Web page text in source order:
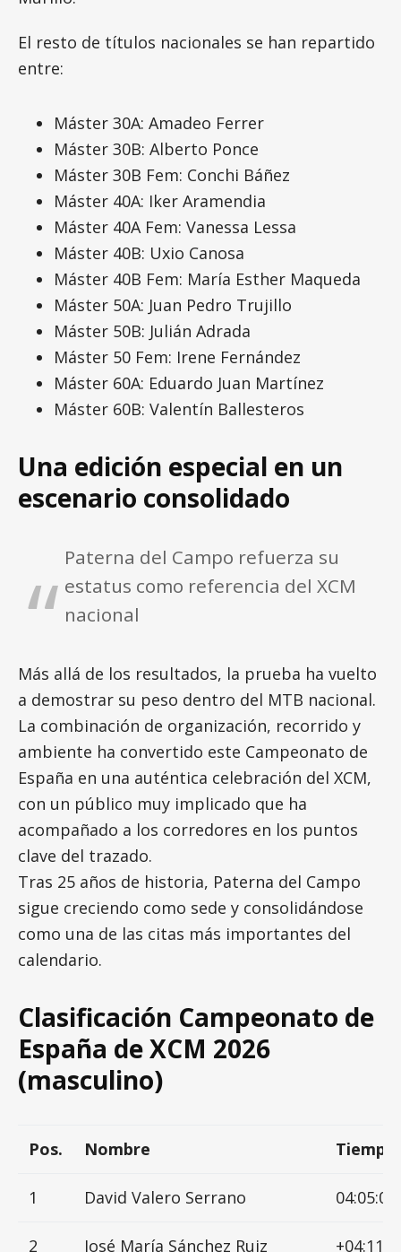
El resto de títulos nacionales se han repartido
entre:
Máster 30A: Amadeo Ferrer
Máster 30B: Alberto Ponce
Máster 30B Fem: Conchi Báñez
Máster 40A: Iker Aramendia
Máster 40A Fem: Vanessa Lessa
Máster 40B: Uxio Canosa
Máster 40B Fem: María Esther Maqueda
Máster 50A: Juan Pedro Trujillo
Máster 50B: Julián Adrada
Máster 50 Fem: Irene Fernández
Máster 60A: Eduardo Juan Martínez
Máster 60B: Valentín Ballesteros
Una edición especial en un
escenario consolidado
Paterna del Campo refuerza su
estatus como referencia del XCM
nacional
Más allá de los resultados, la prueba ha vuelto
a demostrar su peso dentro del MTB nacional.
La combinación de organización, recorrido y
ambiente ha convertido este Campeonato de
España en una auténtica celebración del XCM,
con un público muy implicado que ha
acompañado a los corredores en los puntos
clave del trazado.
Tras 25 años de historia, Paterna del Campo
sigue creciendo como sede y consolidándose
como una de las citas más importantes del
calendario.
Clasificación Campeonato de
España de XCM 2026
(masculino)
Pos. Nombre Tiempo
1 David Valero Serrano 04:05:06
2 José María Sánchez Ruiz +04:11